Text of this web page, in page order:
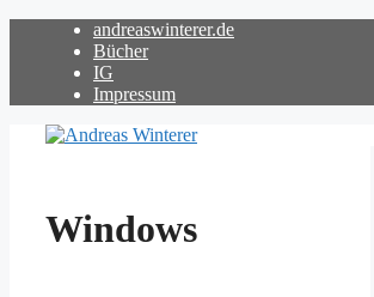
andreaswinterer.de
Bücher
IG
Impressum
Windows